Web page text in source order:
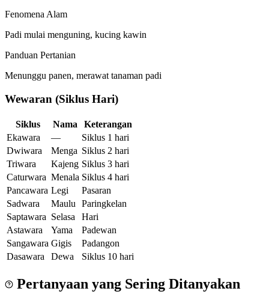
Fenomena Alam
Padi mulai menguning, kucing kawin
Panduan Pertanian
Menunggu panen, merawat tanaman padi
Wewaran (Siklus Hari)
Siklus Nama
Keterangan
Ekawara
—
Siklus 1 hari
Dwiwara
Menga Siklus 2 hari
Triwara
Kajeng Siklus 3 hari
Caturwara Menala Siklus 4 hari
Pancawara Legi
Pasaran
Sadwara
Maulu
Paringkelan
Saptawara Selasa
Hari
Astawara
Yama
Padewan
Sangawara Gigis
Padangon
Dasawara
Dewa Siklus 10 hari
Pertanyaan yang Sering Ditanyakan